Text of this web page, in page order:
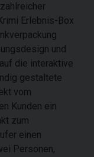
Erlebnis-Box
und
die interaktive
gestaltete
vom
Kunden ein
zum
einen
Personen,